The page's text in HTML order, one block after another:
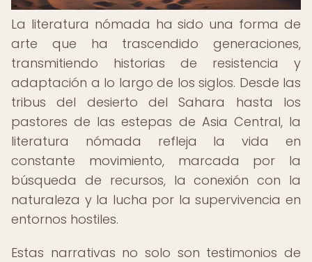
La literatura nómada ha sido una forma de
arte que ha trascendido generaciones,
transmitiendo historias de resistencia y
adaptación a lo largo de los siglos. Desde las
tribus del desierto del Sahara hasta los
pastores de las estepas de Asia Central, la
literatura nómada refleja la vida en
constante movimiento, marcada por la
búsqueda de recursos, la conexión con la
naturaleza y la lucha por la supervivencia en
entornos hostiles.
Estas narrativas no solo son testimonios de